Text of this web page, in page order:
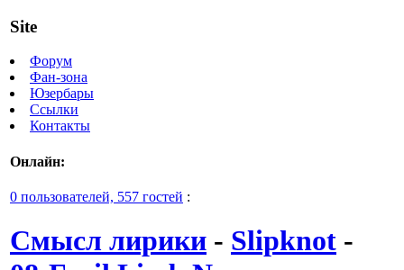
Site
Форум
Фан-зона
Юзербары
Ссылки
Контакты
Онлайн:
0 пользователей, 557 гостей :
Смысл лирики - Slipknot -